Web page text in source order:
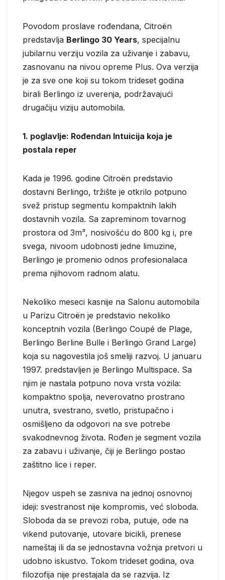
Povodom proslave rođendana, Citroën
predstavlja Berlingo 30 Years, specijalnu
jubilarnu verziju vozila za uživanje i zabavu,
zasnovanu na nivou opreme Plus. Ova verzija
je za sve one koji su tokom trideset godina
birali Berlingo iz uverenja, podržavajući
drugačiju viziju automobila.
1. poglavlje: Rođendan Intuicija koja je
postala reper
Kada je 1996. godine Citroën predstavio
dostavni Berlingo, tržište je otkrilo potpuno
svež pristup segmentu kompaktnih lakih
dostavnih vozila. Sa zapreminom tovarnog
prostora od 3m³, nosivošću do 800 kg i, pre
svega, nivoom udobnosti jedne limuzine,
Berlingo je promenio odnos profesionalaca
prema njihovom radnom alatu.
Nekoliko meseci kasnije na Salonu automobila
u Parizu Citroën je predstavio nekoliko
konceptnih vozila (Berlingo Coupé de Plage,
Berlingo Berline Bulle i Berlingo Grand Large)
koja su nagovestila još smeliji razvoj. U januaru
1997. predstavljen je Berlingo Multispace. Sa
njim je nastala potpuno nova vrsta vozila:
kompaktno spolja, neverovatno prostrano
unutra, svestrano, svetlo, pristupačno i
osmišljeno da odgovori na sve potrebe
svakodnevnog života. Rođen je segment vozila
za zabavu i uživanje, čiji je Berlingo postao
zaštitno lice i reper.
Njegov uspeh se zasniva na jednoj osnovnoj
ideji: svestranost nije kompromis, već sloboda.
Sloboda da se prevozi roba, putuje, ode na
vikend putovanje, utovare bicikli, prenese
nameštaj ili da se jednostavna vožnja pretvori u
udobno iskustvo. Tokom trideset godina, ova
filozofija nije prestajala da se razvija. Iz